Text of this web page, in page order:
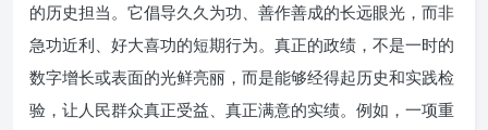
的历史担当。它倡导久久为功、善作善成的长远眼光，而非
急功近利、好大喜功的短期行为。真正的政绩，不是一时的
数字增长或表面的光鲜亮丽，而是能够经得起历史和实践检
验，让人民群众真正受益、真正满意的实绩。例如，一项重